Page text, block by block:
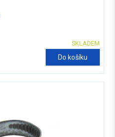
SKLADEM
Do košíku